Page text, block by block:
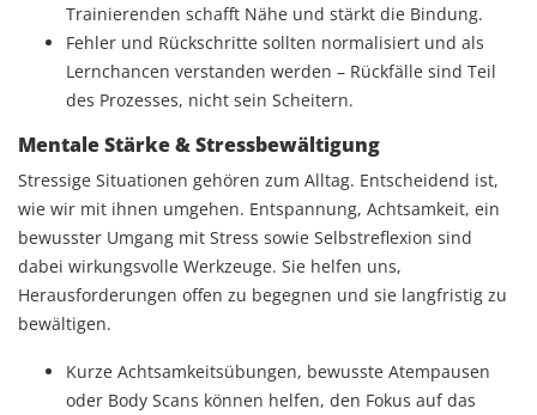
Trainierenden schafft Nähe und stärkt die Bindung.
Fehler und Rückschritte sollten normalisiert und als
Lernchancen verstanden werden – Rückfälle sind Teil
des Prozesses, nicht sein Scheitern.
Mentale Stärke & Stressbewältigung
Stressige Situationen gehören zum Alltag. Entscheidend ist,
wie wir mit ihnen umgehen. Entspannung, Achtsamkeit, ein
bewusster Umgang mit Stress sowie Selbstreflexion sind
dabei wirkungsvolle Werkzeuge. Sie helfen uns,
Herausforderungen offen zu begegnen und sie langfristig zu
bewältigen.
Kurze Achtsamkeitsübungen, bewusste Atempausen
oder Body Scans können helfen, den Fokus auf das